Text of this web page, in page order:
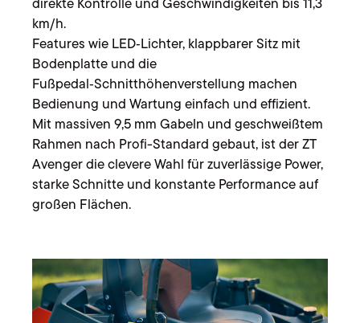
km/h.
Features wie LED‑Lichter, klappbarer Sitz mit
Bodenplatte und die
Fußpedal‑Schnitthöhenverstellung machen
Bedienung und Wartung einfach und effizient.
Mit massiven 9,5 mm Gabeln und geschweißtem
Rahmen nach Profi-Standard gebaut, ist der ZT
Avenger die clevere Wahl für zuverlässige Power,
starke Schnitte und konstante Performance auf
großen Flächen.